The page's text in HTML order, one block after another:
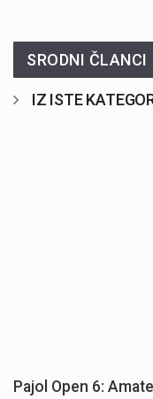
SRODNI ČLANCI
IZ ISTE
Pajol Open 6: